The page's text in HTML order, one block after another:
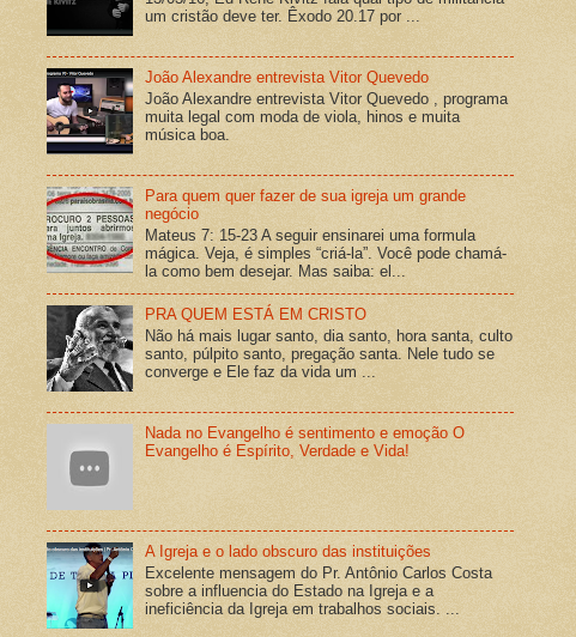
um cristão deve ter. Êxodo 20.17 por ...
João Alexandre entrevista Vitor Quevedo
João Alexandre entrevista Vitor Quevedo , programa
muita legal com moda de viola, hinos e muita
música boa.
Para quem quer fazer de sua igreja um grande
negócio
Mateus 7: 15-23 A seguir ensinarei uma formula
mágica. Veja, é simples “criá-la”. Você pode chamá-
la como bem desejar. Mas saiba: el...
PRA QUEM ESTÁ EM CRISTO
Não há mais lugar santo, dia santo, hora santa, culto
santo, púlpito santo, pregação santa. Nele tudo se
converge e Ele faz da vida um ...
Nada no Evangelho é sentimento e emoção O
Evangelho é Espírito, Verdade e Vida!
A Igreja e o lado obscuro das instituições
Excelente mensagem do Pr. Antônio Carlos Costa
sobre a influencia do Estado na Igreja e a
ineficiência da Igreja em trabalhos sociais. ...